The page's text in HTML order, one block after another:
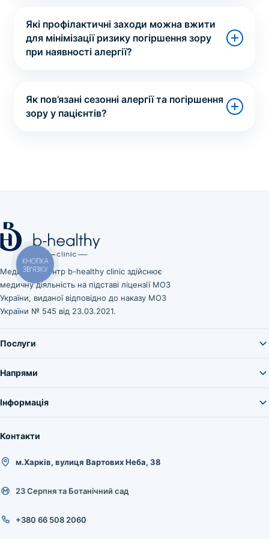
Які профілактичні заходи можна вжити
для мінімізації ризику погіршення зору
при наявності алергії?
Як пов’язані сезонні алергії та погіршення
зору у пацієнтів?
Медичний центр b-healthy clinic здійснює
медичну діяльність на підставі ліцензії МОЗ
України, виданої відповідно до наказу МОЗ
України № 545 від 23.03.2021.
Послуги
Напрями
Інформація
Контакти
м.Харків, вулиця Вартових Неба, 38
23 Серпня та Ботанічний сад
+380 66 508 2060
КНОПКА
ЗВ'ЯЗКУ